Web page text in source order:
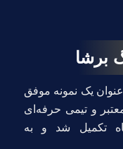
برشا
یک نمونه موفق
و تیمی حرفه‌ای
تکمیل شد و به